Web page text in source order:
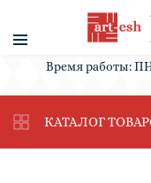
Время работы:
КАТАЛОГ